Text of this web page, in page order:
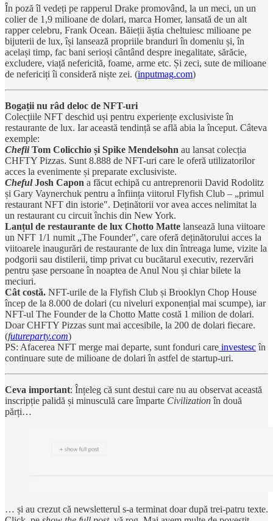
În poză îl vedeți pe rapperul Drake promovând, la un meci, un un
colier de 1,9 milioane de dolari, marca Homer, lansată de un alt
rapper celebru, Frank Ocean. Băieții ăștia cheltuiesc milioane pe
bijuterii de lux, își lansează propriile branduri în domeniu și, în
același timp, fac bani serioși cântând despre inegalitate, sărăcie,
excludere, viață nefericită, foame, arme etc. Și zeci, sute de milioane
de nefericiți îi consideră niște zei. (inputmag.com)
Bogații nu râd deloc de NFT-uri
Colecțiile NFT deschid uși pentru experiențe exclusiviste în
restaurante de lux. Iar această tendință se află abia la început. Câteva
exemple:
ChefiiTom Colicchio și Spike Mendelsohn au lansat colecția
CHFTY Pizzas. Sunt 8.888 de NFT-uri care le oferă utilizatorilor
acces la evenimente și preparate exclusiviste.
ChefulJosh Capon a făcut echipă cu antreprenorii David Rodolitz
și Gary Vaynerchuk pentru a înființa viitorul Flyfish Club – „primul
restaurant NFT din istorie". Deținătorii vor avea acces nelimitat la
un restaurant cu circuit închis din New York.
Lanțul de restaurante de lux Chotto Matte lansează luna viitoare
un NFT 1/1 numit „The Founder", care oferă deținătorului acces la
viitoarele inaugurări de restaurante de lux din întreaga lume, vizite la
podgorii sau distilerii, timp privat cu bucătarul executiv, rezervări
pentru șase persoane în noaptea de Anul Nou și chiar bilete la
meciuri.
Cât costă. NFT-urile de la Flyfish Club și Brooklyn Chop House
încep de la 8.000 de dolari (cu niveluri exponențial mai scumpe), iar
NFT-ul The Founder de la Chotto Matte costă 1 milion de dolari.
Doar CHFTY Pizzas sunt mai accesibile, la 200 de dolari fiecare.
(futureparty.com)
PS: Afacerea NFT merge mai departe, sunt fonduri care investescîn
continuare sute de milioane de dolari în astfel de startup-uri.
Ceva important: Înțeleg că sunt destui care nu au observat această
inscripție palidă și minusculă care împarte Civilizationîn două
părți…
… și au crezut că newsletterul s-a terminat doar după trei-patru texte.